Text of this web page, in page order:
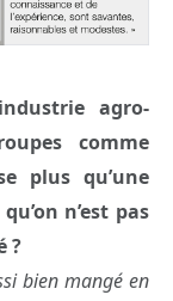
agro-
comme
plus qu’une
n’est pas
?
bien mangé en